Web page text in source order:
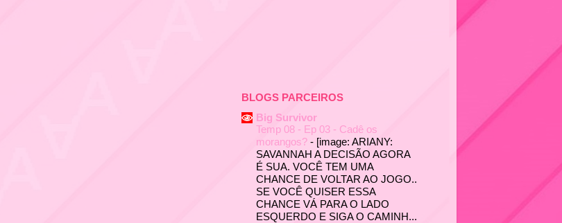
BLOGS PARCEIROS
Big Survivor
Temp 08 - Ep 03 - Cadê os
morangos? - [image: ARIANY:
SAVANNAH A DECISÃO AGORA
É SUA. VOCÊ TEM UMA
CHANCE DE VOLTAR AO JOGO..
SE VOCÊ QUISER ESSA
CHANCE VÁ PARA O LADO
ESQUERDO E SIGA O CAMINH...